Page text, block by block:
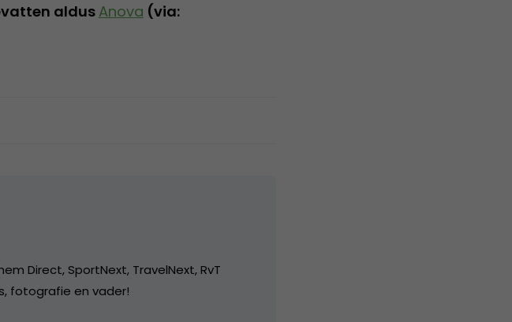
aldus Anova (via:
Direct, SportNext, TravelNext, RvT
fotografie en vader!